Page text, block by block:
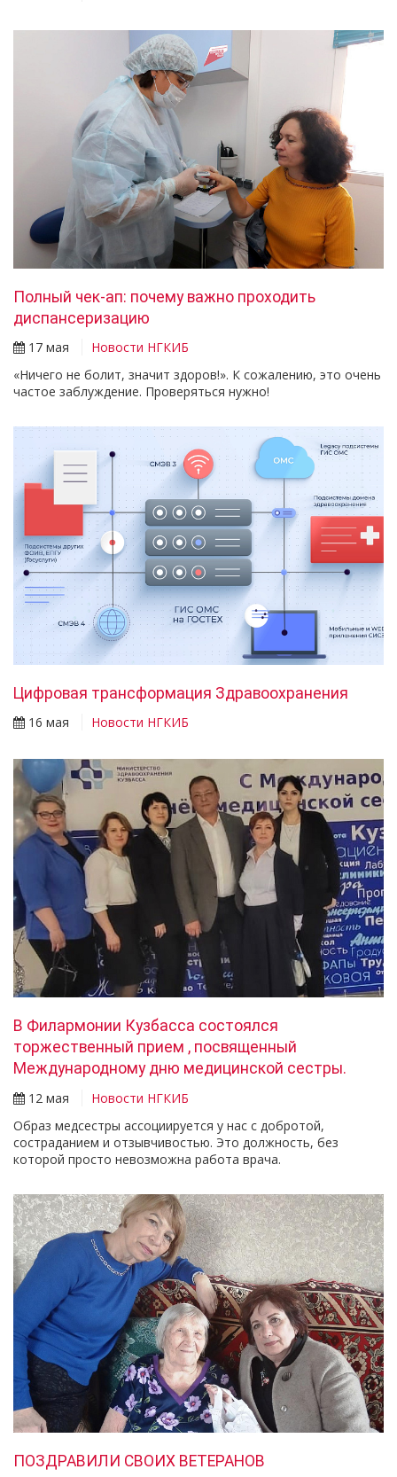
Полный чек-ап: почему важно проходить
диспансеризацию
17 мая
Новости НГКИБ
«Ничего не болит, значит здоров!». К сожалению, это очень
частое заблуждение. Проверяться нужно!
Цифровая трансформация Здравоохранения
16 мая Новости НГКИБ
В Филармонии Кузбасса состоялся
торжественный прием , посвященный
Международному дню медицинской сестры.
12 мая
Новости НГКИБ
Образ медсестры ассоциируется у нас с добротой,
состраданием и отзывчивостью. Это должность, без
которой просто невозможна работа врача.
ПОЗДРАВИЛИ СВОИХ ВЕТЕРАНОВ